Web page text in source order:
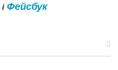
і Фейсбук